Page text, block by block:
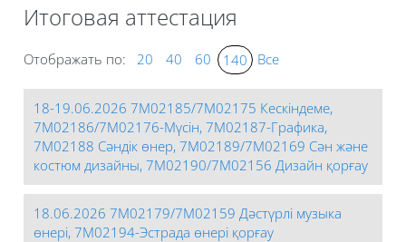
Итоговая аттестация
Отображать по: 20 40 60 140 Все
18-19.06.2026 7М02185/7М02175 Кескіндеме,
7М02186/7М02176-Мүсін, 7М02187-Графика,
7М02188 Сәндік өнер, 7М02189/7М02169 Сән және
костюм дизайны, 7М02190/7М02156 Дизайн қорғау
18.06.2026 7М02179/7М02159 Дәстүрлі музыка
өнері, 7М02194-Эстрада өнері қорғау